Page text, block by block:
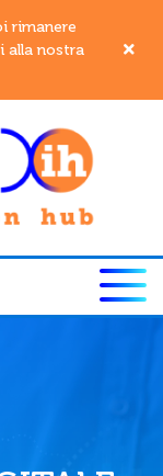
rimanere
alla nostra